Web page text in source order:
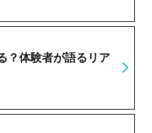
？体験者が語るリア